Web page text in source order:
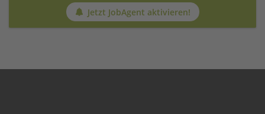
Jetzt JobAgent aktivieren!